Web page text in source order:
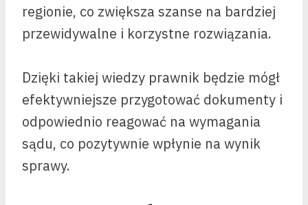
regionie, co zwiększa szanse na bardziej
przewidywalne i korzystne rozwiązania.
Dzięki takiej wiedzy prawnik będzie mógł
efektywniejsze przygotować dokumenty i
odpowiednio reagować na wymagania
sądu, co pozytywnie wpłynie na wynik
sprawy.